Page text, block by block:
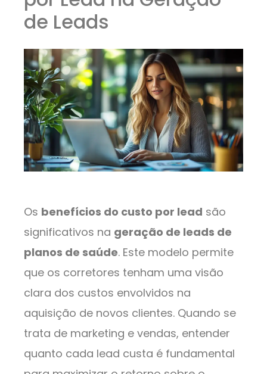
de Leads
Os benefícios do custo por lead são
significativos na geração de leads de
planos de saúde. Este modelo permite
que os corretores tenham uma visão
clara dos custos envolvidos na
aquisição de novos clientes. Quando se
trata de marketing e vendas, entender
quanto cada lead custa é fundamental